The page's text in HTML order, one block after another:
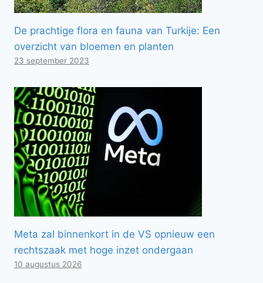
De prachtige flora en fauna van Turkije: Een
overzicht van bloemen en planten
23 september 2023
Meta zal binnenkort in de VS opnieuw een
rechtszaak met hoge inzet ondergaan
10 augustus 2026